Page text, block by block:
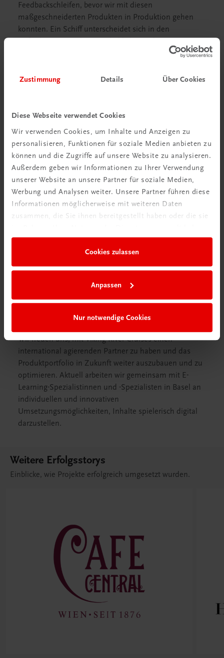
Zustimmung Details Über Cookies
Diese Webseite verwendet Cookies
Wir verwenden Cookies, um Inhalte und Anzeigen zu
personalisieren, Funktionen für soziale Medien anbieten zu
können und die Zugriffe auf unsere Website zu analysieren.
Außerdem geben wir Informationen zu Ihrer Verwendung
unserer Website an unsere Partner für soziale Medien,
Werbung und Analysen weiter. Unsere Partner führen diese
Informationen möglicherweise mit weiteren Daten
zusammen, die Sie ihnen bereitgestellt haben oder die sie
Cookies zulassen
Anpassen
Nur notwendige Cookies
Feedbackschleifen, bevor wir mit diesen
maßgeschneiderten Produkten in Produktion gehen
konnten. Ein Schiff unterscheidet sich in den
herkömmlichen Gastronomie. Ziel war es, den
gleichzeitig auch spannend und anschaulich
Individualisierte Lernunterlagen genau für unsere
sehr speziellen Anforderungen, was das Umfeld,
unsere Gäste, unser gastronomisches Angebot,
was sie im täglichen Ablauf auf unseren
Kreuzfahrtschiffen benötigen.
Bastian Rinner (Head of Learning and Development, Viking
Wir freuen uns, mit Viking River Cruises einen
international agierenden Partner zu haben und das
Produktportfolio in Zukunft weiter auszubauen und zu
optimieren. Aktuell arbeiten wir gemeinsam mit E-
Learning-Spezialistinnen und -Spezialisten in Basel an
individuellen und innovativen
Umsetzungsmöglichkeiten, Inhalte spielerisch digital
darzustellen.
Weitere Erfolgsstorys
Einblicke, wie Projekte erfolgreich umgesetzt wurden.